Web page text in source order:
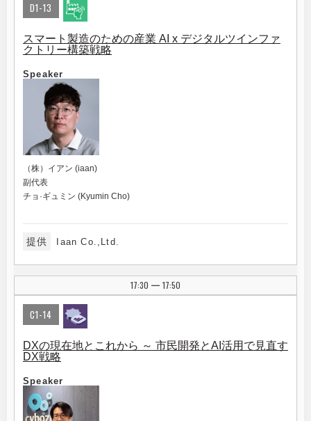
D1-13
スマート製造のための産業 AI x デジタルツインファ
クトリー構築戦略
Speaker
（株）イアン (iaan)
副代表
チョ·ギュミン (Kyumin Cho)
提供 Iaan Co.,Ltd.
17:30 | 17:50
C1-14
DXの現在地とこれから ～ 市民開発とAI活用で見直す
DX戦略
Speaker